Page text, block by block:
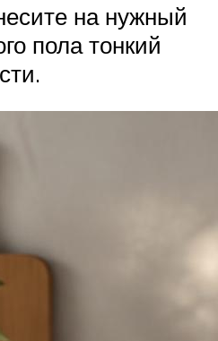
на нужный
пола тонкий